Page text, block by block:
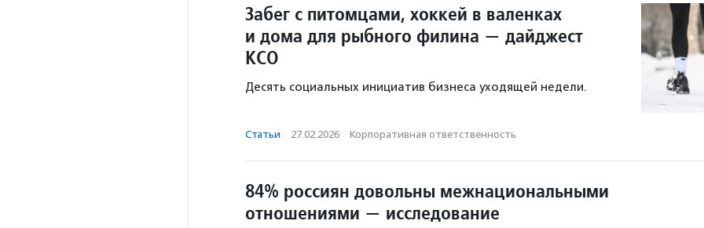
Забег с питомцами, хоккей в валенках
и дома для рыбного филина — дайджест
КСО
Десять социальных инициатив бизнеса уходящей недели.
Статьи · 27.02.2026 · Корпоративная ответственность
84% россиян довольны межнациональными
отношениями — исследование